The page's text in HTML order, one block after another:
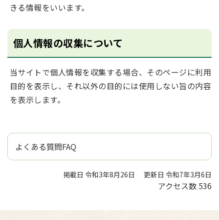
きる情報をいいます。
個人情報の収集について
当サイトで個人情報を収集する場合、そのページに利用
目的を表示し、それ以外の目的には使用しない旨の内容
を表示します。
よくある質問FAQ
掲載日 令和3年8月26日 更新日 令和7年3月6日
アクセス数 536